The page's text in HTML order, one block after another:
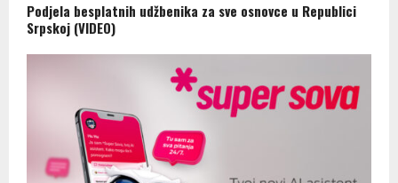
Podjela besplatnih udžbenika za sve osnovce u Republici
Srpskoj (VIDEO)